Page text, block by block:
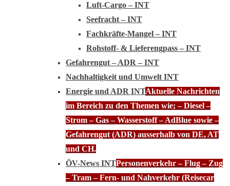
Luft-Cargo – INT
Seefracht – INT
Fachkräfte-Mangel – INT
Rohstoff- & Lieferengpass – INT
Gefahrengut – ADR – INT
Nachhaltigkeit und Umwelt INT
Energie und ADR INTAktuelle Nachrichten
im Bereich zu den Themen wie; – Diesel –
Strom – Gas – Wasserstoff – AdBlue sowie –
Gefahrengut (ADR) ausserhalb von DE, AT
und CH.
ÖV-News INTPersonenverkehr – Flug – Zug
– Tram – Fern- und Nahverkehr (Reisecar